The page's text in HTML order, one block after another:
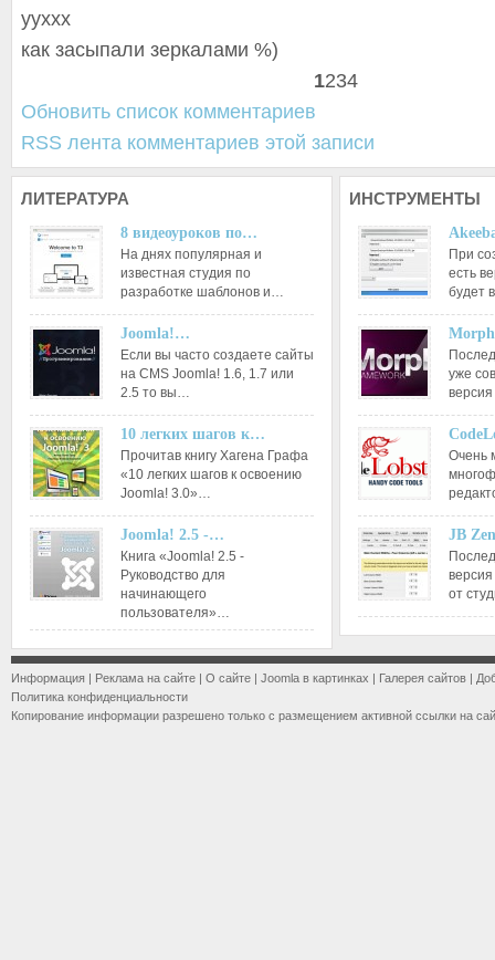
ууххх
как засыпали зеркалами %)
1234
Обновить список комментариев
RSS лента комментариев этой записи
ЛИТЕРАТУРА
8 видеоуроков по…
На днях популярная и
известная студия по
разработке шаблонов и…
Joomla!…
Если вы часто создаете сайты
на CMS Joomla! 1.6, 1.7 или
2.5 то вы…
10 легких шагов к…
Прочитав книгу Хагена Графа
«10 легких шагов к освоению
Joomla! 3.0»…
Joomla! 2.5 -…
Книга «Joomla! 2.5 -
Руководство для
начинающего
пользователя»…
ИНСТРУМЕНТЫ
При
есть
будет
уже
Очень
JB
от
Информация | Реклама на сайте | О сайте | Joomla в картинках | Галерея сайтов |
Политика конфиденциальности
Копирование информации разрешено только с размещением активной ссылки на